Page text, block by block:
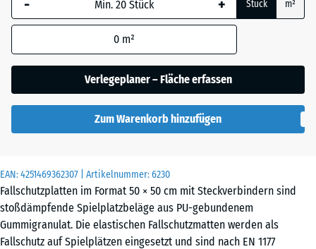
EAN:4251469362307 | Artikelnummer:6230
Fallschutzplatten im Format 50 × 50 cm mit Steckverbindern sind
stoßdämpfende Spielplatzbeläge aus PU-gebundenem
Gummigranulat. Die elastischen Fallschutzmatten werden als
Fallschutz auf Spielplätzen eingesetzt und sind nach EN 1177
umrandete
Abmessung wird
Produktdaten nicht
anders angegeben)
für die
Bedarfsberechnung
x
50
x
11
cm
- + Stück m²
0 m²
Verlegeplaner – Fläche erfassen
Zum Warenkorb hinzufügen